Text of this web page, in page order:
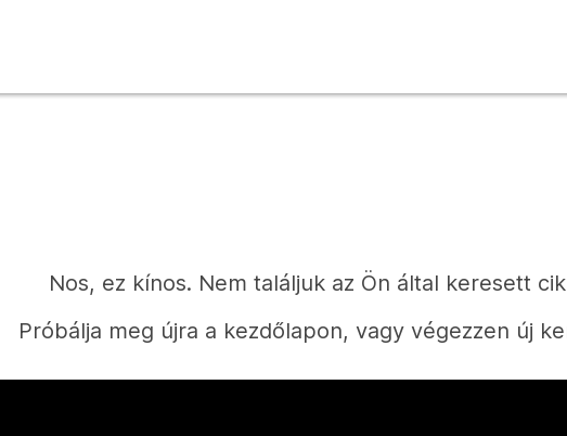
Nos, ez kínos. Nem találjuk az Ön által keresett
Próbálja meg újra a kezdőlapon, vagy végezzen új